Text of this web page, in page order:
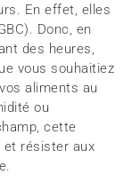
En effet, elles
Donc, en
des heures,
vous souhaitiez
aliments au
ou
cette
et résister aux